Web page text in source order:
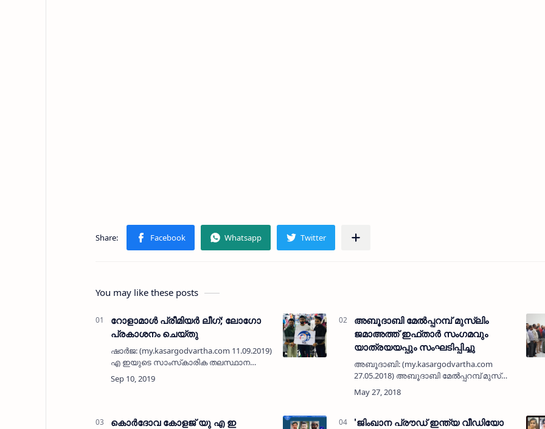
You may like these posts
റോളാമാള്‍ പ്രീമിയര്‍ ലീഗ്; ലോഗോ
പ്രകാശനം ചെയ്തു
ഷാര്‍ജ: (my.kasargodvartha.com 11.09.2019) യു
എ ഇയുടെ സാംസ്‌കാരിക തലസ്ഥാന
നഗരിയായ ഷാര്‍ജയുടെ വ്യാപാര
കേന്ദ്രമായി നിലകൊള്ളുന്ന റോളാമാളിലെ
അബൂദാബി മേല്‍പ്പറമ്പ് മുസ്ലിം
ജമാഅത്ത് ഇഫ്താര്‍ സംഗമവും
യാത്രയയപ്പും സംഘടിപ്പിച്ചു
അബൂദാബി: (my.kasargodvartha.com
27.05.2018) അബൂദാബി മേല്‍പ്പറമ്പ് മുസ്ലിം
ജമാഅത്ത് ഇഫ്താര്‍ സംഗമവും
യാത്രയയപ്പും സംഘടിപ്പിച്ചു. 38 വര്‍ഷം
കമ്മിറ്റിയ…
കൊര്‍ദോവ കോളജ് യു എ ഇ
'ജിംഖാന പ്രൗഡ് ഇന്ത്യ വീഡിയോ